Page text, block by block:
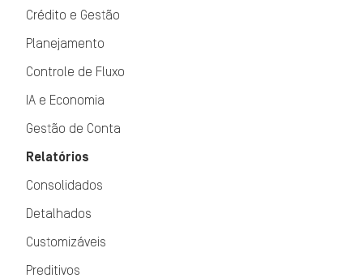
Crédito e Gestão
Planejamento
Controle de Fluxo
IA e Economia
Gestão de Conta
Relatórios
Consolidados
Detalhados
Customizáveis
Preditivos